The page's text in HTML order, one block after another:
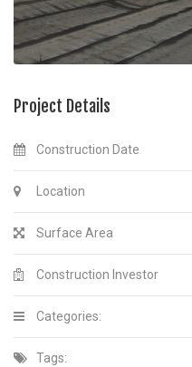
Project Details
Construction Date
Location
Surface Area
Construction Investor
Categories:
Tags: